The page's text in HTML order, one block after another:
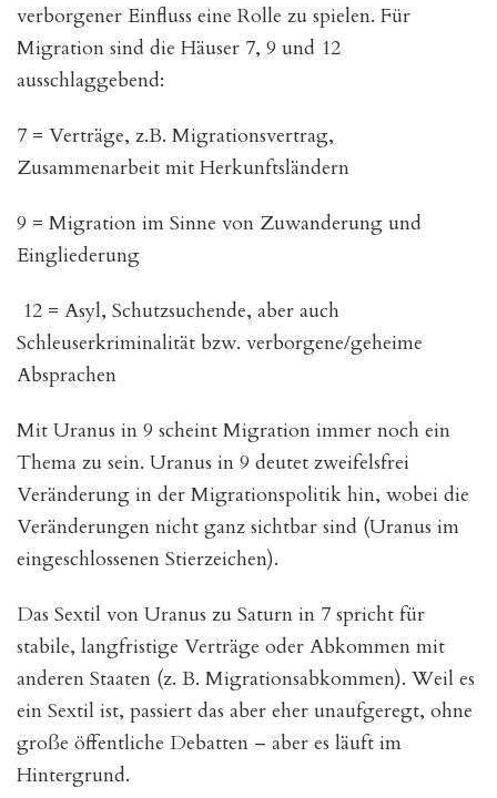
verborgener Einfluss eine Rolle zu spielen. Für
Migration sind die Häuser 7, 9 und 12
ausschlaggebend:
7 = Verträge, z.B. Migrationsvertrag,
Zusammenarbeit mit Herkunftsländern
9 = Migration im Sinne von Zuwanderung und
Eingliederung
12 = Asyl, Schutzsuchende, aber auch
Schleuserkriminalität bzw. verborgene/geheime
Absprachen
Mit Uranus in 9 scheint Migration immer noch ein
Thema zu sein. Uranus in 9 deutet zweifelsfrei
Veränderung in der Migrationspolitik hin, wobei die
Veränderungen nicht ganz sichtbar sind (Uranus im
eingeschlossenen Stierzeichen).
Das Sextil von Uranus zu Saturn in 7 spricht für
stabile, langfristige Verträge oder Abkommen mit
anderen Staaten (z. B. Migrationsabkommen). Weil es
ein Sextil ist, passiert das aber eher unaufgeregt, ohne
große öffentliche Debatten – aber es läuft im
Hintergrund.